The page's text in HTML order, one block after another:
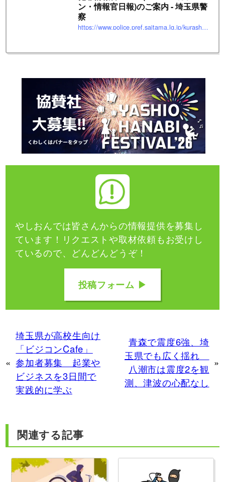
ン・情報官日報)のご案内 - 埼玉県警
察
https://www.police.pref.saitama.lg.jp/kurashi/annai/index.html
やしおんでは皆さんからの情報提供を募集し
ています！ リクエストや取材依頼もお受けし
ているので、どんどんどうぞ！
投稿フォーム ▶
«
埼玉県が高校生向け
「ビジコンCafe」
参加者募集 起業や
ビジネスを3日間で
実践的に学ぶ
青森で震度6強、埼
玉県でも広く揺れ
八潮市は震度2を観
測、津波の心配なし
»
関連する記事